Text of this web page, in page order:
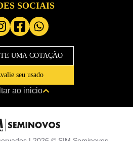
SOCIAIS
UMA COTAÇÃO
seu usado
ao inicio